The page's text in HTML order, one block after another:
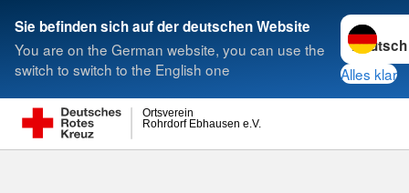
Sie befinden sich auf der deutschen Website
You are on the German website, you can use the
switch to switch to the English one
Sprache
Alles klar
Rohrdorf Ebhausen e.V.
Ortsverein
Suche